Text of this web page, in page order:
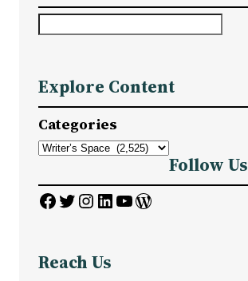
r
c
h
Explore Content
Categories
Follow Us
Facebook Twitter InstagramLinkedIn YouTube WordPress
Reach Us